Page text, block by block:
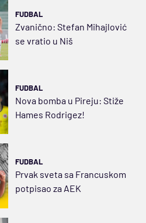
FUDBAL
Zvanično: Stefan Mihajlović
se vratio u Niš
FUDBAL
Nova bomba u Pireju: Stiže
Hames Rodrigez!
FUDBAL
Prvak sveta sa Francuskom
potpisao za AEK